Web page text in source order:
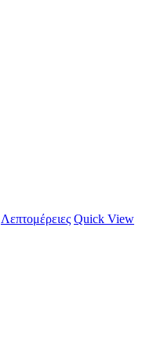
Λεπτομέρειες Quick View